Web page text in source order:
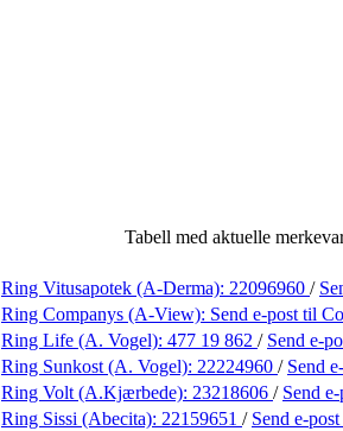
Tabell med aktuelle
Ring Vitusapotek (A-Derma): 22096960 /
Ring Companys (A-View): Send e-post til
Ring Life (A. Vogel): 477 19 862 / Send e-
Ring Sunkost (A. Vogel): 22224960 / Send
Ring Volt (A.Kjærbede): 23218606 / Send
Ring Sissi (Abecita): 22159651 / Send e-post